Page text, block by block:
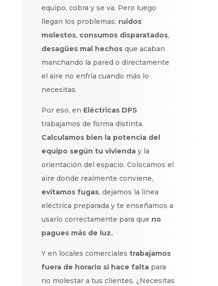
equipo, cobra y se va. Pero luego
llegan los problemas: ruidos
molestos, consumos disparatados,
desagües mal hechosque acaban
manchando la pared o directamente
el aire no enfría cuando más lo
necesitas.
Por eso, en Eléctricas DPS
trabajamos de forma distinta.
Calculamos bien la potencia del
equipo según tu vivienday la
orientación del espacio. Colocamos el
aire donde realmente conviene,
evitamos fugas, dejamos la línea
eléctrica preparada y te enseñamos a
usarlo correctamente para que no
pagues más de luz.
Y en locales comerciales trabajamos
fuera de horario si hace faltapara
no molestar a tus clientes. ¿Necesitas